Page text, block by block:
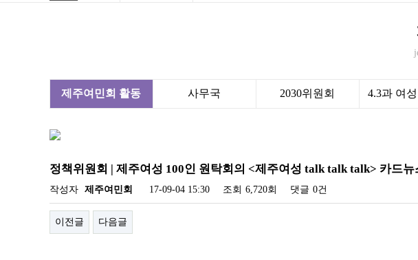
제주여민회 활동 사무국 2030위원회 4.3과 여
정책위원회 | 제주여성 100인 원탁회의 <제주여성 talk talk talk> 카드
작성자 제주여민회 17-09-04 15:30 조회 6,720회 댓글 0건
이전글 다음글